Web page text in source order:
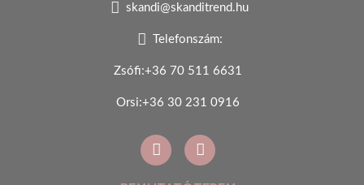
skandi@skanditrend.hu
Telefonszám:
Zsófi:+36 70 511 6631
Orsi:+36 30 231 0916